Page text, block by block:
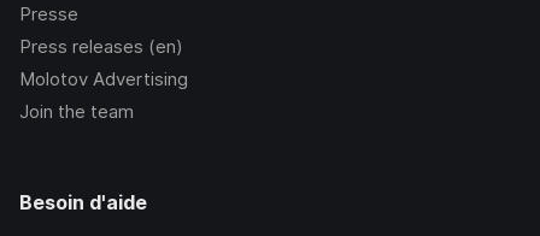
Presse
Press releases (en)
Molotov Advertising
Join the team
Besoin d'aide